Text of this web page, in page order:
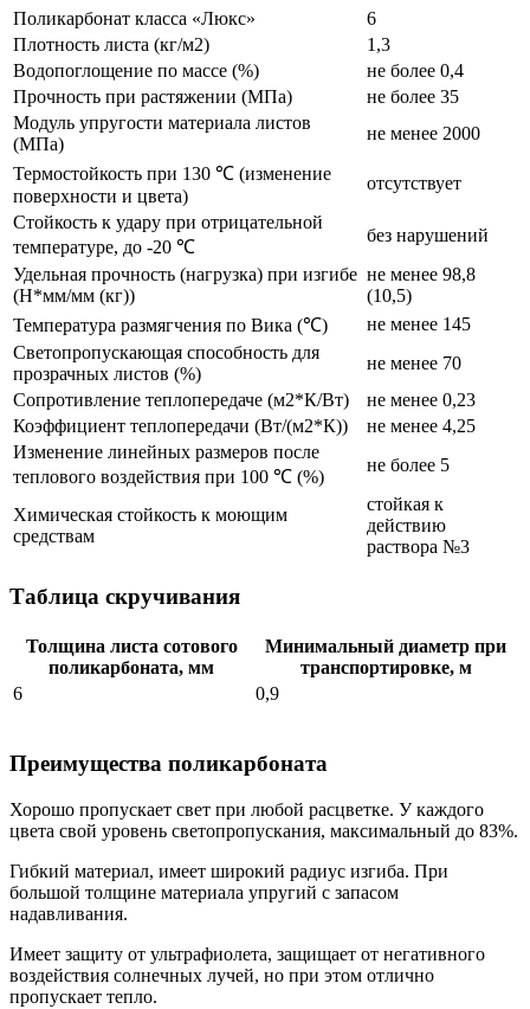
Поликарбонат класса «Люкс»
6
Плотность листа (кг/м2)
1,3
Водопоглощение по массе (%)
не более 0,4
Прочность при растяжении (МПа)
не более 35
Модуль упругости материала листов
(МПа)
не менее 2000
Термостойкость при 130 ℃ (изменение
поверхности и цвета)
отсутствует
Стойкость к удару при отрицательной
температуре, до -20 ℃
без нарушений
Удельная прочность (нагрузка) при изгибе
(Н*мм/мм (кг))
не менее 98,8
(10,5)
Температура размягчения по Вика (℃)
не менее 145
Светопропускающая способность для
прозрачных листов (%)
не менее 70
Сопротивление теплопередаче (м2*К/Вт)
не менее 0,23
Коэффициент теплопередачи (Вт/(м2*К))
не менее 4,25
Изменение линейных размеров после
теплового воздействия при 100 ℃ (%)
не более 5
Химическая стойкость к моющим
средствам
стойкая к
действию
раствора №3
Таблица скручивания
Толщина листа сотового
поликарбоната, мм
Минимальный диаметр при
транспортировке, м
6
0,9
Преимущества поликарбоната
Хорошо пропускает свет при любой расцветке. У каждого
цвета свой уровень светопропускания, максимальный до 83%.
Гибкий материал, имеет широкий радиус изгиба. При
большой толщине материала упругий с запасом
надавливания.
Имеет защиту от ультрафиолета, защищает от негативного
воздействия солнечных лучей, но при этом отлично
пропускает тепло.